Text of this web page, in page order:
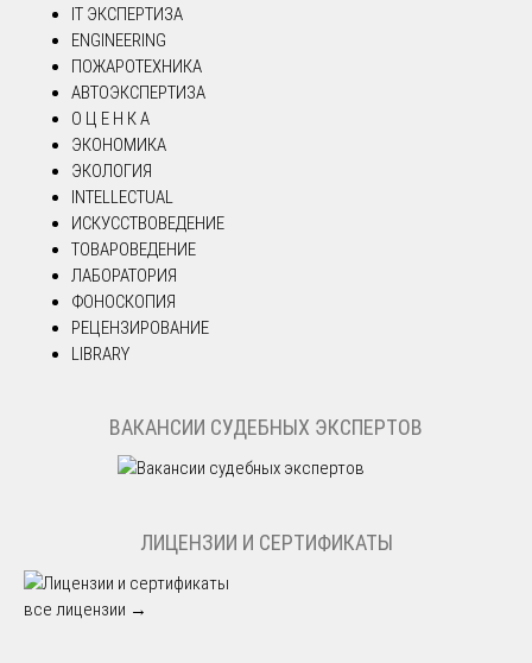
IT ЭКСПЕРТИЗА
ENGINEERING
ПОЖАРОТЕХНИКА
АВТОЭКСПЕРТИЗА
О Ц Е Н К А
ЭКОНОМИКА
ЭКОЛОГИЯ
INTELLECTUAL
ИСКУССТВОВЕДЕНИЕ
ТОВАРОВЕДЕНИЕ
ЛАБОРАТОРИЯ
ФОНОСКОПИЯ
РЕЦЕНЗИРОВАНИЕ
LIBRARY
ВАКАНСИИ СУДЕБНЫХ ЭКСПЕРТОВ
ЛИЦЕНЗИИ И СЕРТИФИКАТЫ
все лицензии →